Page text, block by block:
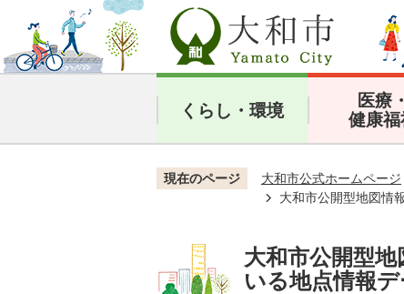
くらし・環境
医療・
健康福
現在のページ 大和市公式ホームページ
大和市公開型地図情
大和市公開型
いる地点情報